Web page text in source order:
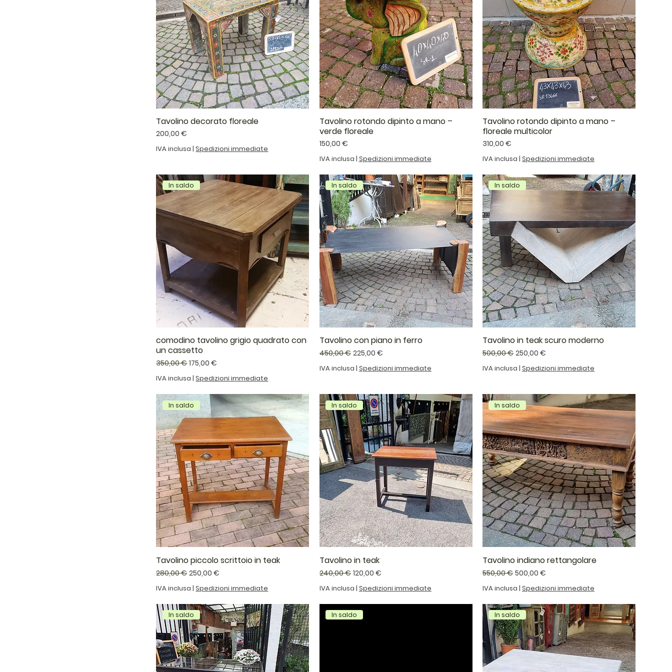
Tavolino decorato floreale
Prezzo
200,00 €
IVA inclusa |Spedizioni immediate
Tavolino rotondo dipinto a mano –
verde floreale
Prezzo
150,00 €
IVA inclusa | Spedizioni immediate
Tavolino rotondo dipinto a mano –
floreale multicolor
Prezzo
310,00 €
IVA inclusa |Spedizioni immediate
In saldo
comodino tavolino grigio quadrato con
un cassetto
Prezzo regolare
350,00 €Prezzo scontato
175,00 €
IVA inclusa |Spedizioni immediate
In saldo
Tavolino con piano in ferro
Prezzo regolare
450,00 € Prezzo scontato
225,00 €
IVA inclusa | Spedizioni immediate
In saldo
Tavolino in teak scuro moderno
Prezzo regolare
500,00 € Prezzo scontato
250,00 €
IVA inclusa |Spedizioni immediate
In saldo
Tavolino piccolo scrittoio in teak
Prezzo regolare
280,00 € Prezzo scontato
250,00 €
IVA inclusa |Spedizioni immediate
In saldo
Tavolino in teak
Prezzo regolare
240,00 € Prezzo scontato
120,00 €
IVA inclusa | Spedizioni immediate
In saldo
Tavolino indiano rettangolare
Prezzo regolare
550,00 €Prezzo scontato
500,00 €
IVA inclusa |Spedizioni immediate
In saldo In saldo In saldo